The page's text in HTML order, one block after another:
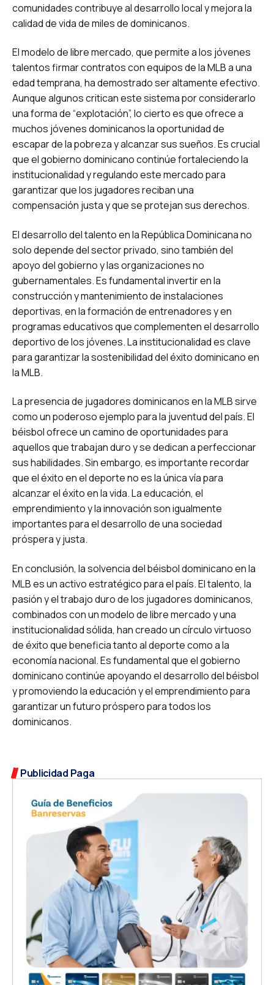
comunidades contribuye al desarrollo local y mejora la
calidad de vida de miles de dominicanos.
El modelo de libre mercado, que permite a los jóvenes
talentos firmar contratos con equipos de la MLB a una
edad temprana, ha demostrado ser altamente efectivo.
Aunque algunos critican este sistema por considerarlo
una forma de “explotación”, lo cierto es que ofrece a
muchos jóvenes dominicanos la oportunidad de
escapar de la pobreza y alcanzar sus sueños. Es crucial
que el gobierno dominicano continúe fortaleciendo la
institucionalidad y regulando este mercado para
garantizar que los jugadores reciban una
compensación justa y que se protejan sus derechos.
El desarrollo del talento en la República Dominicana no
solo depende del sector privado, sino también del
apoyo del gobierno y las organizaciones no
gubernamentales. Es fundamental invertir en la
construcción y mantenimiento de instalaciones
deportivas, en la formación de entrenadores y en
programas educativos que complementen el desarrollo
deportivo de los jóvenes. La institucionalidad es clave
para garantizar la sostenibilidad del éxito dominicano en
la MLB.
La presencia de jugadores dominicanos en la MLB sirve
como un poderoso ejemplo para la juventud del país. El
béisbol ofrece un camino de oportunidades para
aquellos que trabajan duro y se dedican a perfeccionar
sus habilidades. Sin embargo, es importante recordar
que el éxito en el deporte no es la única vía para
alcanzar el éxito en la vida. La educación, el
emprendimiento y la innovación son igualmente
importantes para el desarrollo de una sociedad
próspera y justa.
En conclusión, la solvencia del béisbol dominicano en la
MLB es un activo estratégico para el país. El talento, la
pasión y el trabajo duro de los jugadores dominicanos,
combinados con un modelo de libre mercado y una
institucionalidad sólida, han creado un círculo virtuoso
de éxito que beneficia tanto al deporte como a la
economía nacional. Es fundamental que el gobierno
dominicano continúe apoyando el desarrollo del béisbol
y promoviendo la educación y el emprendimiento para
garantizar un futuro próspero para todos los
dominicanos.
Publicidad Paga